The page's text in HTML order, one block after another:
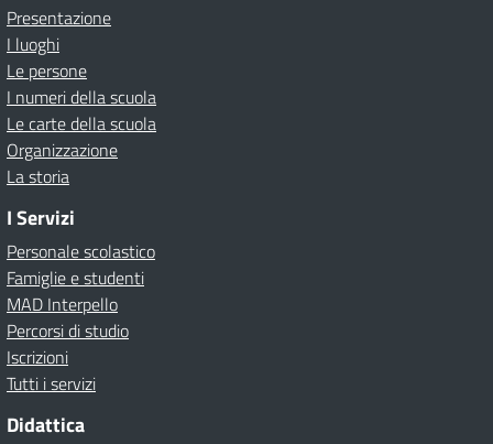
Presentazione
I luoghi
Le persone
I numeri della scuola
Le carte della scuola
Organizzazione
La storia
I Servizi
Personale scolastico
Famiglie e studenti
MAD Interpello
Percorsi di studio
Iscrizioni
Tutti i servizi
Didattica